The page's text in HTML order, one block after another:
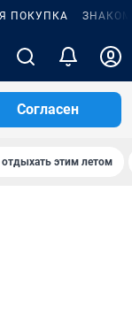
ПОКУПКА
Согласен
отдыхать этим летом